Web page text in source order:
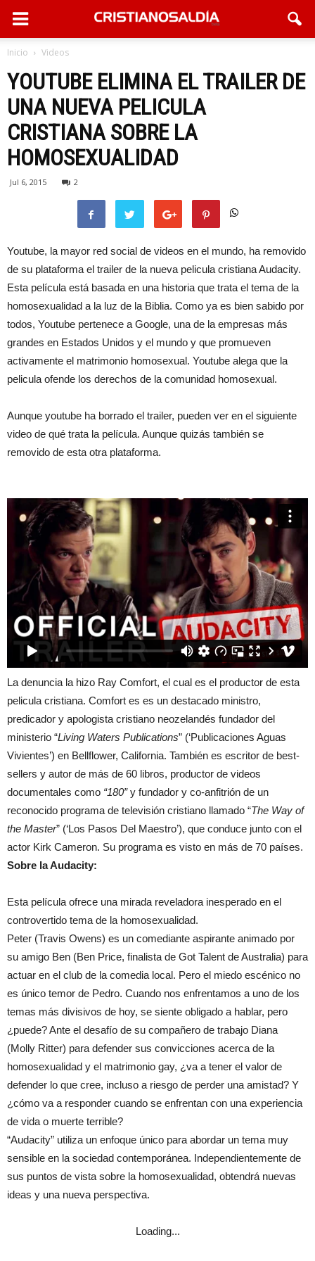
Inicio Videos
YOUTUBE ELIMINA EL TRAILER DE
UNA NUEVA PELICULA
CRISTIANA SOBRE LA
HOMOSEXUALIDAD
Jul 6, 2015 2
Youtube, la mayor red social de videos en el mundo, ha removido
de su plataforma el trailer de la nueva pelicula cristiana Audacity.
Esta película está basada en una historia que trata el tema de la
homosexualidad a la luz de la Biblia. Como ya es bien sabido por
todos, Youtube pertenece a Google, una de la empresas más
grandes en Estados Unidos y el mundo y que promueven
activamente el matrimonio homosexual. Youtube alega que la
pelicula ofende los derechos de la comunidad homosexual.
Aunque youtube ha borrado el trailer, pueden ver en el siguiente
video de qué trata la película. Aunque quizás también se
removido de esta otra plataforma.
La denuncia la hizo Ray Comfort, el cual es el productor de esta
pelicula cristiana. Comfort es es un destacado ministro,
predicador y apologista cristiano neozelandés fundador del
ministerio “Living Waters Publications” (‘Publicaciones Aguas
Vivientes’) en Bellflower, California. También es escritor de best-
sellers y autor de más de 60 libros, productor de videos
documentales como “180”y fundador y co-anfitrión de un
reconocido programa de televisión cristiano llamado “The Way of
the Master” (‘Los Pasos Del Maestro’), que conduce junto con el
actor Kirk Cameron. Su programa es visto en más de 70 países.
Sobre la Audacity:
Esta película ofrece una mirada reveladora inesperado en el
controvertido tema de la homosexualidad.
Peter (Travis Owens) es un comediante aspirante animado por
su amigo Ben (Ben Price, finalista de Got Talent de Australia) para
actuar en el club de la comedia local. Pero el miedo escénico no
es único temor de Pedro. Cuando nos enfrentamos a uno de los
temas más divisivos de hoy, se siente obligado a hablar, pero
¿puede? Ante el desafío de su compañero de trabajo Diana
(Molly Ritter) para defender sus convicciones acerca de la
homosexualidad y el matrimonio gay, ¿va a tener el valor de
defender lo que cree, incluso a riesgo de perder una amistad? Y
¿cómo va a responder cuando se enfrentan con una experiencia
de vida o muerte terrible?
“Audacity” utiliza un enfoque único para abordar un tema muy
sensible en la sociedad contemporánea. Independientemente de
sus puntos de vista sobre la homosexualidad, obtendrá nuevas
ideas y una nueva perspectiva.
Loading...